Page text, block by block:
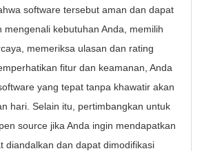
software tersebut aman dan dapat
mengenali kebutuhan Anda, memilih
memeriksa ulasan dan rating
fitur dan keamanan, Anda
yang tepat tanpa khawatir akan
hari. Selain itu, pertimbangkan untuk
source jika Anda ingin mendapatkan
diandalkan dan dapat dimodifikasi